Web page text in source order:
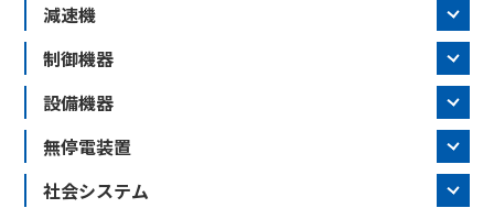
減速機
制御機器
設備機器
無停電装置
社会システム